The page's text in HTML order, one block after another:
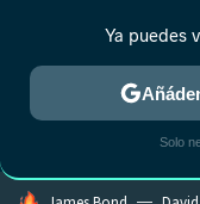
ESTRENOS
Ya puedes
Solo